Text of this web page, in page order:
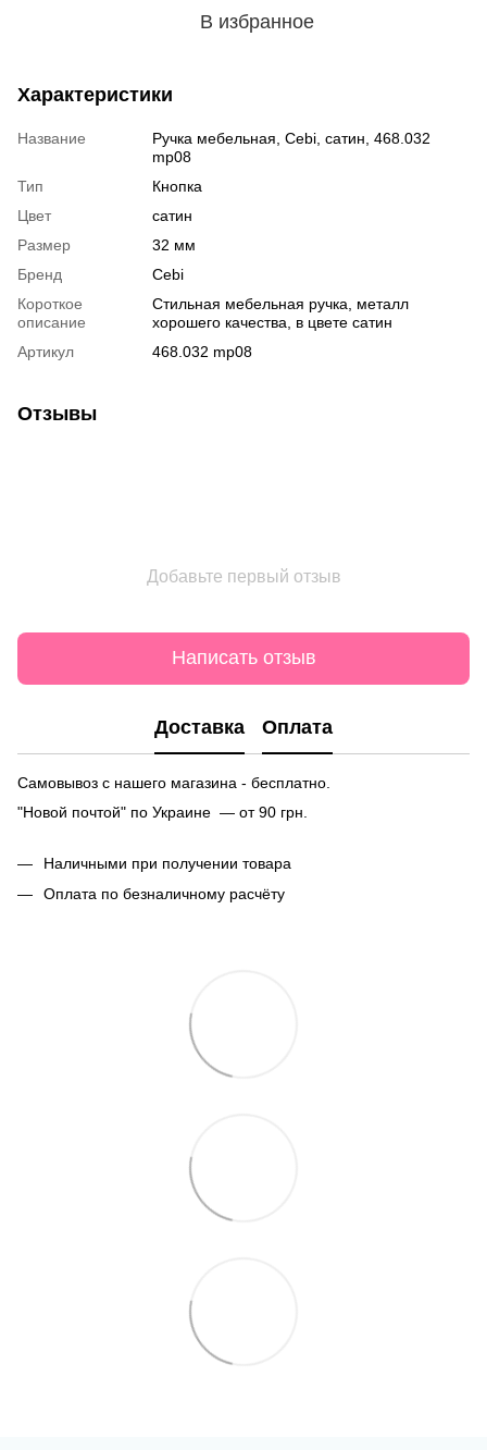
В избранное
Характеристики
Название
Ручка мебельная, Cebi, сатин, 468.032
mp08
Тип
Кнопка
Цвет
сатин
Размер
32 мм
Бренд
Cebi
Короткое
описание
Стильная мебельная ручка, металл
хорошего качества, в цвете сатин
Артикул
468.032 mp08
Отзывы
Добавьте первый отзыв
Написать отзыв
Доставка Оплата
Самовывоз с нашего магазина - бесплатно.
"Новой почтой" по Украине — от 90 грн.
Наличными при получении товара
Оплата по безналичному расчёту